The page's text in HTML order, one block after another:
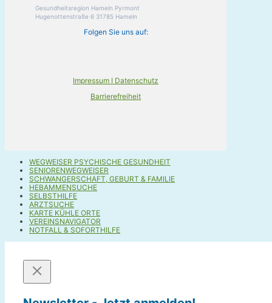
Gesundheitsregion Hameln Pyrmont
Hugenottenstraße 6 31785 Hameln
Folgen Sie uns auf:
Impressum I Datenschutz
Barrierefreiheit
WEGWEISER PSYCHISCHE GESUNDHEIT
SENIORENWEGWEISER
SCHWANGERSCHAFT, GEBURT & FAMILIE
HEBAMMENSUCHE
SELBSTHILFE
ARZTSUCHE
KARTE KÜHLE ORTE
VEREINSNAVIGATOR
NOTFALL & SOFORTHILFE